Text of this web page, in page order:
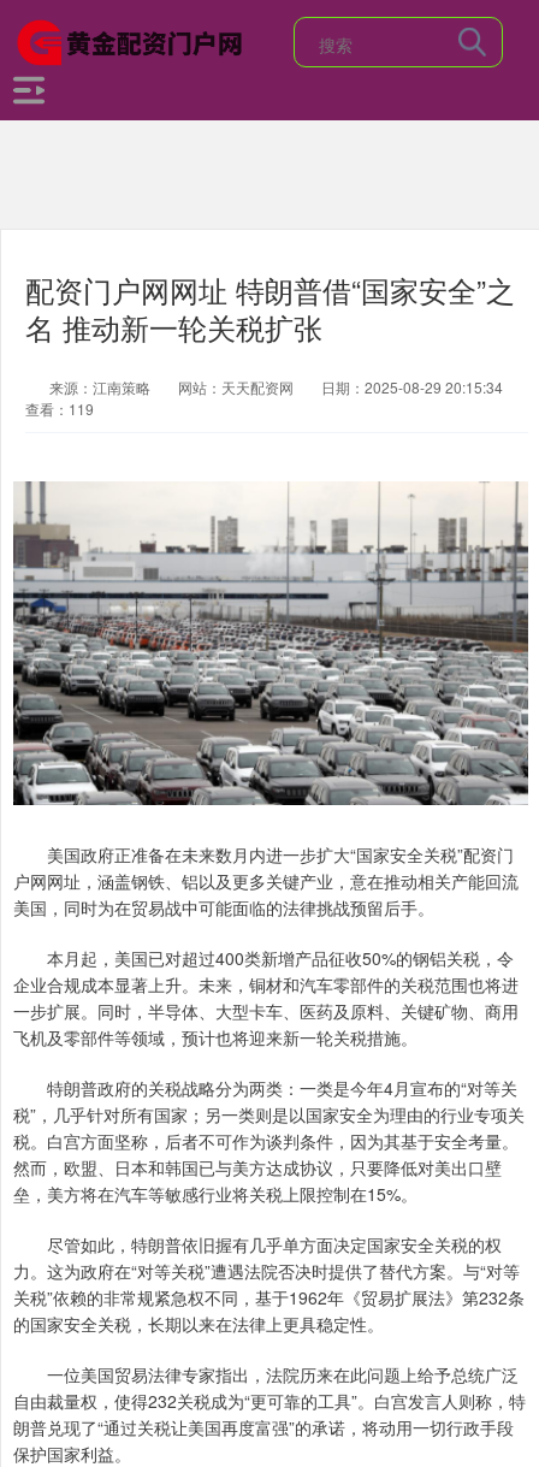
配资门户网网址 特朗普借“国家安全”之
名 推动新一轮关税扩张
来源：江南策略 网站：天天配资网
日期：2025-08-29 20:15:34
查看：119
美国政府正准备在未来数月内进一步扩大“国家安全关税”配资门
户网网址，涵盖钢铁、铝以及更多关键产业，意在推动相关产能回流
美国，同时为在贸易战中可能面临的法律挑战预留后手。
本月起，美国已对超过400类新增产品征收50%的钢铝关税，令
企业合规成本显著上升。未来，铜材和汽车零部件的关税范围也将进
一步扩展。同时，半导体、大型卡车、医药及原料、关键矿物、商用
飞机及零部件等领域，预计也将迎来新一轮关税措施。
特朗普政府的关税战略分为两类：一类是今年4月宣布的“对等关
税”，几乎针对所有国家；另一类则是以国家安全为理由的行业专项关
税。白宫方面坚称，后者不可作为谈判条件，因为其基于安全考量。
然而，欧盟、日本和韩国已与美方达成协议，只要降低对美出口壁
垒，美方将在汽车等敏感行业将关税上限控制在15%。
尽管如此，特朗普依旧握有几乎单方面决定国家安全关税的权
力。这为政府在“对等关税”遭遇法院否决时提供了替代方案。与“对等
关税”依赖的非常规紧急权不同，基于1962年《贸易扩展法》第232条
的国家安全关税，长期以来在法律上更具稳定性。
一位美国贸易法律专家指出，法院历来在此问题上给予总统广泛
自由裁量权，使得232关税成为“更可靠的工具”。白宫发言人则称，特
朗普兑现了“通过关税让美国再度富强”的承诺，将动用一切行政手段
保护国家利益。